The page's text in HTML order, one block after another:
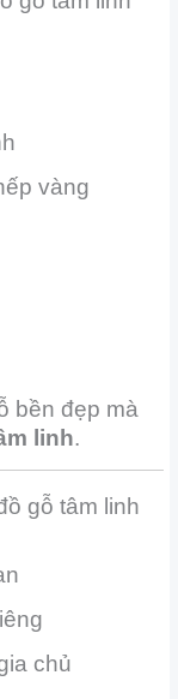
vàng
bền đẹp mà
linh.
gỗ tâm linh
chủ